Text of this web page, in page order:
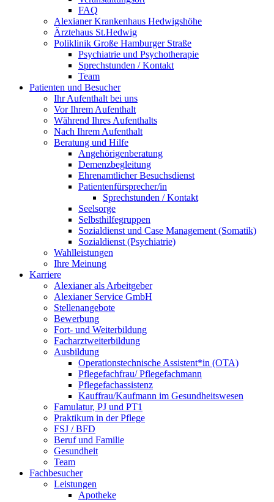
FAQ
Alexianer Krankenhaus Hedwigshöhe
Ärztehaus St.Hedwig
Poliklinik Große Hamburger Straße
Psychiatrie und Psychotherapie
Sprechstunden / Kontakt
Team
Patienten und Besucher
Ihr Aufenthalt bei uns
Vor Ihrem Aufenthalt
Während Ihres Aufenthalts
Nach Ihrem Aufenthalt
Beratung und Hilfe
Angehörigenberatung
Demenzbegleitung
Ehrenamtlicher Besuchsdienst
Patientenfürsprecher/in
Sprechstunden / Kontakt
Seelsorge
Selbsthilfegruppen
Sozialdienst und Case Management (Somatik)
Sozialdienst (Psychiatrie)
Wahlleistungen
Ihre Meinung
Karriere
Alexianer als Arbeitgeber
Alexianer Service GmbH
Stellenangebote
Bewerbung
Fort- und Weiterbildung
Facharztweiterbildung
Ausbildung
Operationstechnische Assistent*in (OTA)
Pflegefachfrau/ Pflegefachmann
Pflegefachassistenz
Kauffrau/Kaufmann im Gesundheitswesen
Famulatur, PJ und PT1
Praktikum in der Pflege
FSJ / BFD
Beruf und Familie
Gesundheit
Team
Fachbesucher
Leistungen
Apotheke